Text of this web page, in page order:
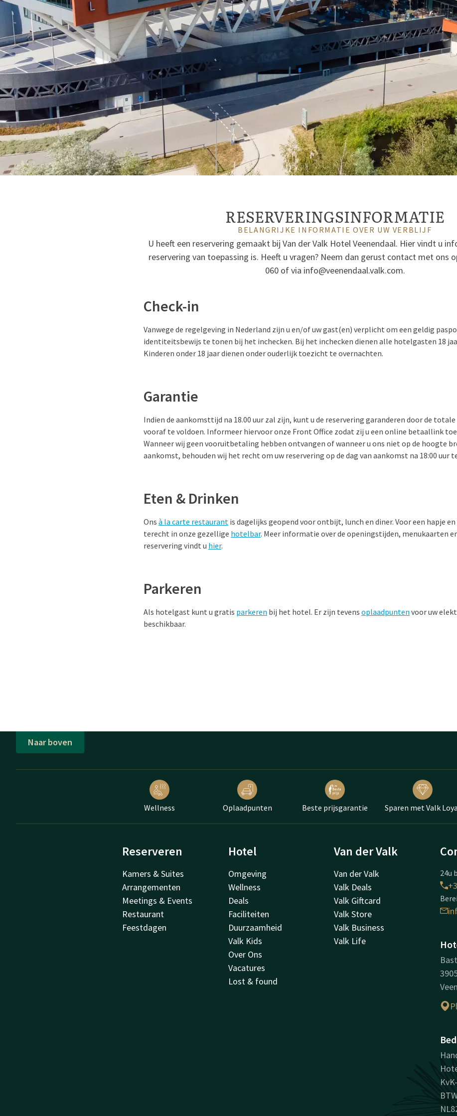
RESERVERINGSINFORMATIE
BELANGRIJKE INFORMATIE OVER UW VERBLIJF
U heeft een reservering gemaakt bij Van der Valk Hotel Veenendaal. Hier vindt u
reservering van toepassing is. Heeft u vragen? Neem dan gerust contact met ons
060 of via info@veenendaal.valk.com.
Check-in
Vanwege de regelgeving in Nederland zijn u en/of uw gast(en) verplicht om een geldig
identiteitsbewijs te tonen bij het inchecken. Bij het inchecken dienen alle hotelgasten 18
Kinderen onder 18 jaar dienen onder ouderlijk toezicht te overnachten.
Garantie
Indien de aankomsttijd na 18.00 uur zal zijn, kunt u de reservering garanderen door de
vooraf te voldoen. Informeer hiervoor onze Front Office zodat zij u een online betaallink
Wanneer wij geen vooruitbetaling hebben ontvangen of wanneer u ons niet op de hoogte
aankomst, behouden wij het recht om uw reservering op de dag van aankomst na 18:00 uur
Eten & Drinken
Ons à la carte restaurant is dagelijks geopend voor ontbijt, lunch en diner. Voor een hapje
terecht in onze gezellige hotelbar. Meer informatie over de openingstijden, menukaarten
reservering vindt u hier.
Parkeren
Als hotelgast kunt u gratis parkeren bij het hotel. Er zijn tevens oplaadpunten voor uw
beschikbaar.
Naar boven
Wellness Oplaadpunten Beste prijsgarantie Sparen met Valk
Reserveren
Kamers & Suites
Arrangementen
Meetings & Events
Restaurant
Feestdagen
Hotel
Omgeving
Wellness
Deals
Faciliteiten
Duurzaamheid
Valk Kids
Over Ons
Vacatures
Lost & found
Van der Valk
Van der Valk
Valk Deals
Valk Giftcard
Valk Store
Valk Business
Valk Life
24u